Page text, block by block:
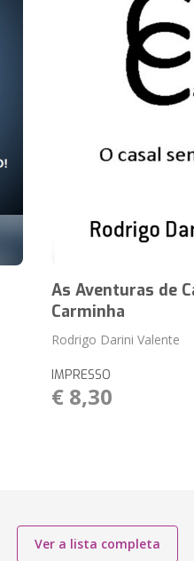
As Aventuras de
Carminha
Rodrigo Darini Valente
IMPRESSO
€ 8,30
Ver a lista completa